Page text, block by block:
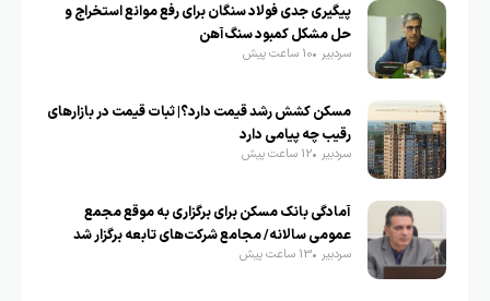
پیگیری جدی فولاد سنگان برای رفع موانع استخراج و
حل مشکل کمبود سنگ‌آهن
سردبیر 10 ساعت پیش
مسکن کشش رشد قیمت دارد؟| ثبات قیمت در بازارهای
رقیب چه پیامی دارد
سردبیر 12 ساعت پیش
آمادگی بانک مسکن برای برگزاری به موقع مجمع
عمومی سالانه/ مجامع شرکت‌های تابعه برگزار شد
سردبیر 13 ساعت پیش